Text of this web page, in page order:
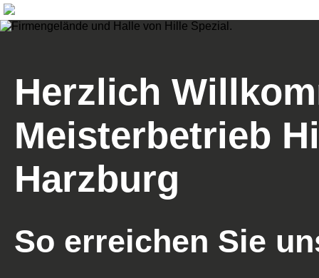
Herzlich
Meisterbetrieb
Harzburg
So erreichen Sie